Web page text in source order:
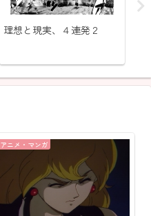
理想と現実、４連発２
アニメ・マンガ